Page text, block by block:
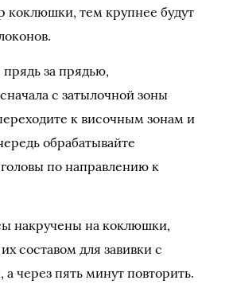
коклюшки, тем крупнее будут
за прядью,
с затылочной зоны
к височным зонам и
обрабатывайте
по направлению к
накручены на коклюшки,
составом для завивки с
через пять минут повторить.